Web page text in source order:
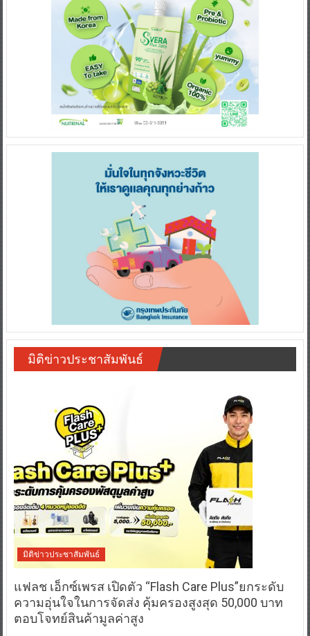
มิติข่าวประชาสัมพันธ์
มิติข่าวประชาสัมพันธ์
แฟลช เอ็กซ์เพรส เปิดตัว “Flash Care Plus”ยกระดับ
ความอุ่นใจในการจัดส่ง คุ้มครองสูงสุด 50,000 บาท
ตอบโจทย์สินค้ามูลค่าสูง